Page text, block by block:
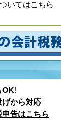
いてはこちら
OK!
げから対応
告はこちら